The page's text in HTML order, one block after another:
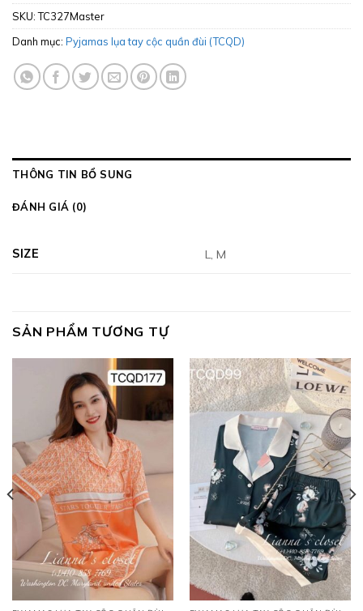
SKU:TC327Master
Danh mục: Pyjamas lụa tay cộc quần đùi (TCQD)
THÔNG TIN BỔ SUNG
ĐÁNH GIÁ (0)
SIZE L, M
SẢN PHẨM TƯƠNG TỰ